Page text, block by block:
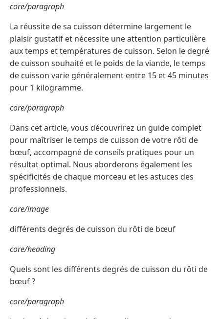
core/paragraph
La réussite de sa cuisson détermine largement le
plaisir gustatif et nécessite une attention particulière
aux temps et températures de cuisson. Selon le degré
de cuisson souhaité et le poids de la viande, le temps
de cuisson varie généralement entre 15 et 45 minutes
pour 1 kilogramme.
core/paragraph
Dans cet article, vous découvrirez un guide complet
pour maîtriser le temps de cuisson de votre rôti de
bœuf, accompagné de conseils pratiques pour un
résultat optimal. Nous aborderons également les
spécificités de chaque morceau et les astuces des
professionnels.
core/image
différents degrés de cuisson du rôti de bœuf
core/heading
Quels sont les différents degrés de cuisson du rôti de
bœuf ?
core/paragraph